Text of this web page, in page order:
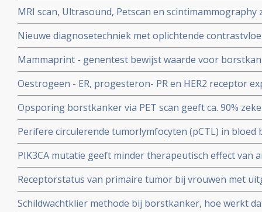
vaker vals alarm copy 1
MRI scan, Ultrasound, Petscan en
vaststellen van borstkanker in vergelijking met een
Nieuwe diagnosetechniek met oplichtende
mammografie
Mammaprint - genentest bewijst waarde voor
worden op bewaard tumorweefsel.
Oestrogeen - ER, progesteron- PR en HER2 receptor
procent) zien tussen primaire tumor en uitzaaiingen
en heeft groot effect op behandeling en overleving
Opsporing borstkanker via PET scan geeft ca. 90%
eventueel recidief van borstkanker.
Perifere circulerende tumorlymfocyten (pCTL) in
zijn voor HER2-positieve ziekte bij
anti-HER2 medicijnen.
PIK3CA mutatie geeft minder therapeutisch effect van
lapatinib, trastuzumab - herceptin en de
trastuzumab - herceptin samen
Receptorstatus van primaire tumor bij vrouwen met
gemiddeld 31 procent (range 20 tot 65 procent bij
receptorstatus van de uitzaaiingstumor copy 1
Schildwachtklier methode bij borstkanker, hoe werkt